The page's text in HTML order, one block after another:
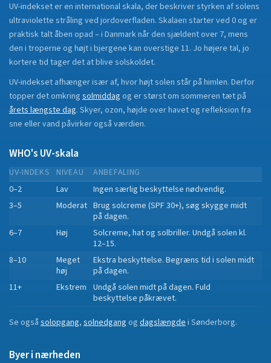
UV-indekset er en international skala, der beskriver styrken af solens
ultraviolette stråling ved jordoverfladen. Skalaen starter ved 0 og er
praktisk talt åben opad – i Danmark når den sjældent over 7, mens
den i troperne og højt i bjergene kan overstige 11. Jo højere tal, jo
kortere tid tager det at blive solskoldet.
UV-indekset afhænger især af, hvor højt solen står på himlen. Derfor
topper det omkring solmiddag og er størst om sommeren tæt på
årets længste dag. Skyer, ozon, højde over havet og refleksion fra
sne eller vand påvirker også værdien.
WHO's UV-skala
UV-INDEKS NIVEAU
ANBEFALING
0–2
Lav
Ingen særlig beskyttelse nødvendig.
3–5
Moderat Brug solcreme (SPF 30+), søg skygge midt
på dagen.
6–7
Høj
Solcreme, hat og solbriller. Undgå solen kl.
12–15.
8–10
Meget
høj
Ekstra beskyttelse. Begræns tid i solen midt
på dagen.
11+
Ekstrem Undgå solen midt på dagen. Fuld
beskyttelse påkrævet.
Se også solopgang, solnedgang og dagslængdei Sønderborg.
Byer i nærheden